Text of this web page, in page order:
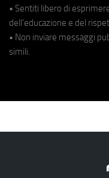
• Sentiti libero di
dell'educazione e del
• Non inviare messaggi
simili.